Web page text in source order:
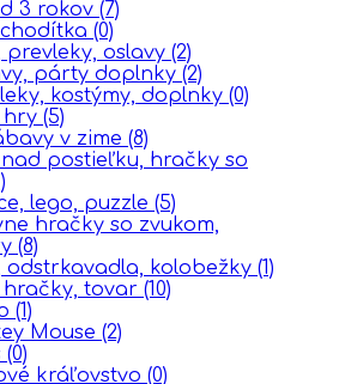
3 rokov (7)
(0)
prevleky, oslavy (2)
párty doplnky (2)
kostýmy, doplnky (0)
hry (5)
v zime (8)
postieľku, hračky so
lego, puzzle (5)
hračky so zvukom,
(8)
odstrkavadla, kolobežky (1)
hračky, tovar (10)
(1)
Mouse (2)
(0)
kráľovstvo (0)